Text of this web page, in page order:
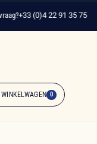
(0)4 22 91 35 75
WINKELWAGEN 0